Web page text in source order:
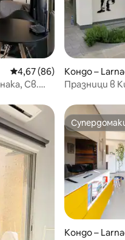
Средна оценка: 4,67 от 5,
4,67 (86)
Св.
Кондо –
Празници в
Кондо –